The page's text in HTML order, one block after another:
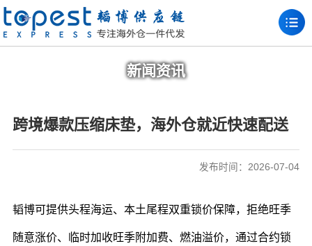
新闻资讯
跨境爆款压缩床垫，海外仓就近快速配送
发布时间：2026-07-04
韬博可提供头程海运、本土尾程双重锁价保障，拒绝旺季
随意涨价、临时加收旺季附加费、燃油溢价，通过合约锁